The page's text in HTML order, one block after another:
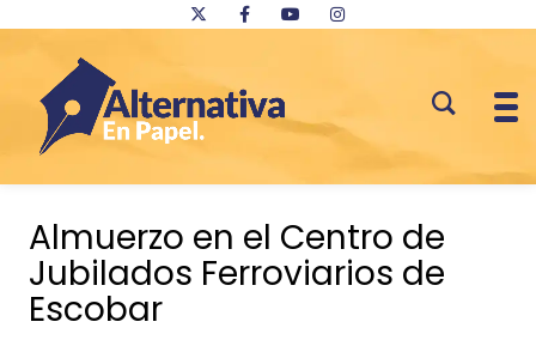
contenido
Almuerzo en el Centro de
Jubilados Ferroviarios de
Escobar